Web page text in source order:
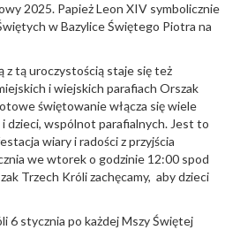
2025. Papież Leon XIV symbolicznie
w Bazylice Świętego Piotra na
z tą uroczystością staje się też
i wiejskich parafiach Orszak
świętowanie włącza się wiele
dzieci, wspólnot parafialnych. Jest to
wiary i radości z przyjścia
we wtorek o godzinie 12:00 spod
Trzech Króli zachęcamy, aby dzieci
6 stycznia po każdej Mszy Świętej